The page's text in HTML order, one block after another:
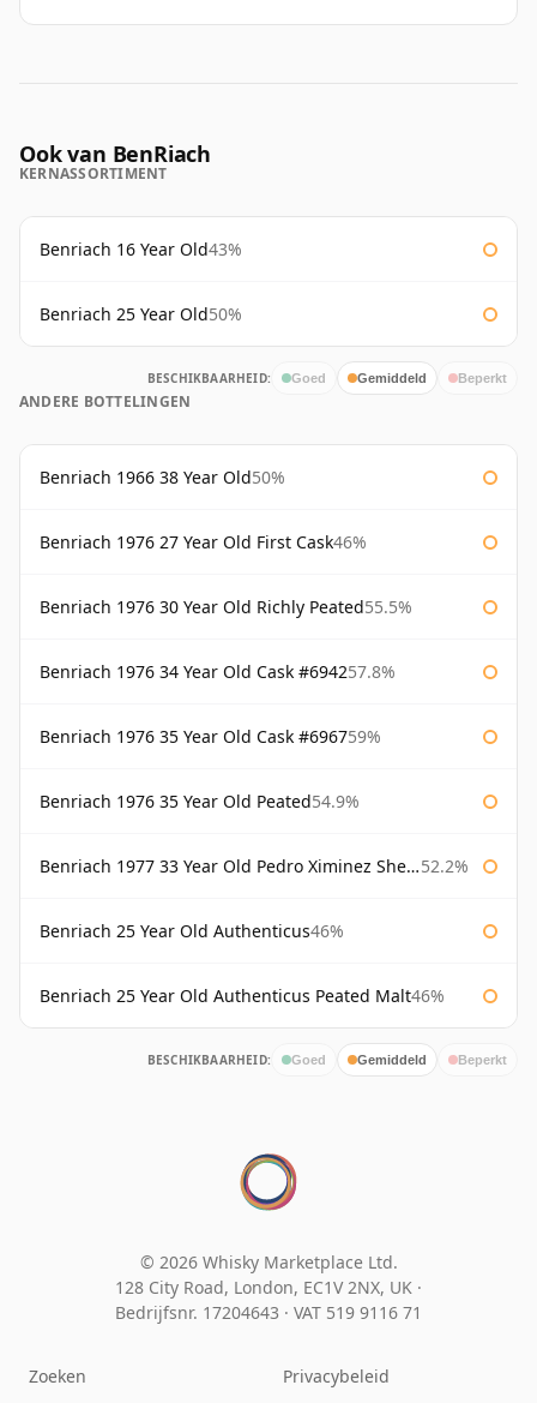
Ook van BenRiach
KERNASSORTIMENT
Benriach 16 Year Old43%
Benriach 25 Year Old50%
BESCHIKBAARHEID: Goed Gemiddeld Beperkt
ANDERE BOTTELINGEN
Benriach 1966 38 Year Old50%
Benriach 1976 27 Year Old First Cask46%
Benriach 1976 30 Year Old Richly Peated55.5%
Benriach 1976 34 Year Old Cask #694257.8%
Benriach 1976 35 Year Old Cask #696759%
Benriach 1976 35 Year Old Peated54.9%
Benriach 1977 33 Year Old Pedro Ximinez Sherry Finish 52.2%
Benriach 25 Year Old Authenticus46%
Benriach 25 Year Old Authenticus Peated Malt46%
BESCHIKBAARHEID: Goed Gemiddeld Beperkt
© 2026 Whisky Marketplace Ltd.
128 City Road, London, EC1V 2NX, UK ·
Bedrijfsnr. 17204643 · VAT 519 9116 71
Zoeken Privacybeleid